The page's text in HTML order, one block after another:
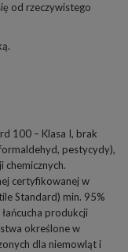
od rzeczywistego
100 – Klasa I, brak
pestycydy),
chemicznych.
certyfikowanej w
Standard) min. 95%
produkcji
określone w
dla niemowląt i